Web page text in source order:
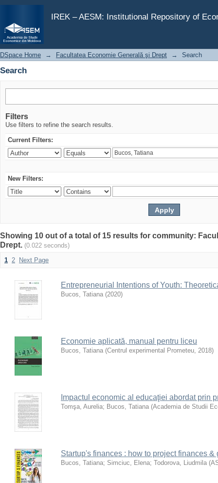
IREK – AESM: Institutional Repository of
Search
DSpace Home → Facultatea Economie Generală şi Drept → Search
Search
Filters
Use filters to refine the search results.
Current Filters:
New Filters:
Showing 10 out of a total of 15 results for community:
Drept. (0.022 seconds)
1 2 Next Page
Entrepreneurial Intentions of Youth:
Bucos, Tatiana (2020)
Economie aplicată, manual pentru liceu
Bucos, Tatiana (Centrul experimental Prometeu, 2018)
Impactul economic al educaţiei abordat prin
Tomşa, Aurelia; Bucos, Tatiana (Academia de Studii
Startup's finances : how to project finances
Bucos, Tatiana; Simciuc, Elena; Todorova, Liudmila (